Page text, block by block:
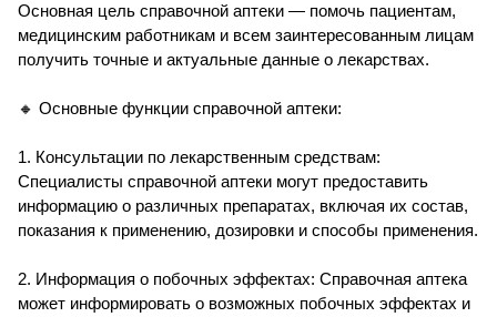
Основная цель справочной аптеки — помочь пациентам,
медицинским работникам и всем заинтересованным лицам
получить точные и актуальные данные о лекарствах.
🔸 Основные функции справочной аптеки:
1. Консультации по лекарственным средствам:
Специалисты справочной аптеки могут предоставить
информацию о различных препаратах, включая их состав,
показания к применению, дозировки и способы применения.
2. Информация о побочных эффектах: Справочная аптека
может информировать о возможных побочных эффектах и